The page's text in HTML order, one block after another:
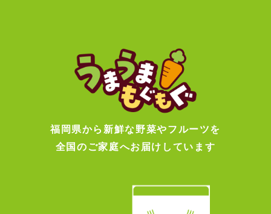
福岡県から新鮮な野菜やフルーツを
全国のご家庭へお届けしています